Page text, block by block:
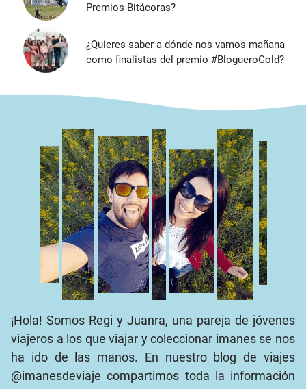
Premios Bitácoras?
¿Quieres saber a dónde nos vamos mañana
como finalistas del premio #BlogueroGold?
¡Hola! Somos Regi y Juanra, una pareja de jóvenes
viajeros a los que viajar y coleccionar imanes se nos
ha ido de las manos. En nuestro blog de viajes
@imanesdeviaje compartimos toda la información